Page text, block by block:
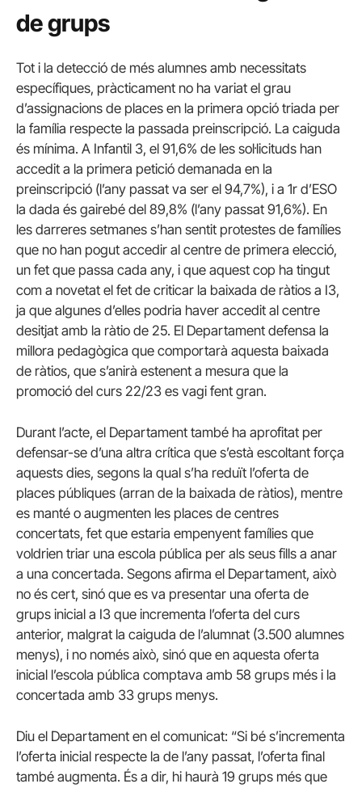
de grups
Tot i la detecció de més alumnes amb necessitats
específiques, pràcticament no ha variat el grau
d’assignacions de places en la primera opció triada per
la família respecte la passada preinscripció. La caiguda
és mínima. A Infantil 3, el 91,6% de les sol·licituds han
accedit a la primera petició demanada en la
preinscripció (l’any passat va ser el 94,7%), i a 1r d’ESO
la dada és gairebé del 89,8% (l’any passat 91,6%). En
les darreres setmanes s’han sentit protestes de famílies
que no han pogut accedir al centre de primera elecció,
un fet que passa cada any, i que aquest cop ha tingut
com a novetat el fet de criticar la baixada de ràtios a I3,
ja que algunes d’elles podria haver accedit al centre
desitjat amb la ràtio de 25. El Departament defensa la
millora pedagògica que comportarà aquesta baixada
de ràtios, que s’anirà estenent a mesura que la
promoció del curs 22/23 es vagi fent gran.
Durant l’acte, el Departament també ha aprofitat per
defensar-se d’una altra crítica que s’està escoltant força
aquests dies, segons la qual s’ha reduït l’oferta de
places públiques (arran de la baixada de ràtios), mentre
es manté o augmenten les places de centres
concertats, fet que estaria empenyent famílies que
voldrien triar una escola pública per als seus fills a anar
a una concertada. Segons afirma el Departament, això
no és cert, sinó que es va presentar una oferta de
grups inicial a I3 que incrementa l’oferta del curs
anterior, malgrat la caiguda de l’alumnat (3.500 alumnes
menys), i no només això, sinó que en aquesta oferta
inicial l’escola pública comptava amb 58 grups més i la
concertada amb 33 grups menys.
Diu el Departament en el comunicat: “Si bé s’incrementa
l’oferta inicial respecte la de l’any passat, l’oferta final
també augmenta. És a dir, hi haurà 19 grups més que